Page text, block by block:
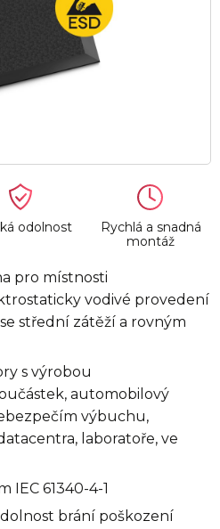
odolnost
Rychlá a snadná
montáž
pro místnosti
vodivé provedení
střední zátěží a rovným
s výrobou
automobilový
výbuchu,
laboratoře, ve
IEC 61340-4-1
brání poškození